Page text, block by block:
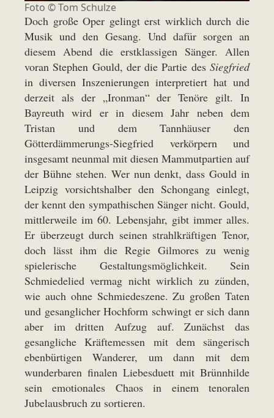
Foto ©Tom Schulze
Doch große Oper gelingt erst wirklich durch die
Musik und den Gesang. Und dafür sorgen an
diesem Abend die erstklassigen Sänger. Allen
voran Stephen Gould, der die Partie des Siegfried
in diversen Inszenierungen interpretiert hat und
derzeit als der „Ironman“ der Tenöre gilt. In
Bayreuth wird er in diesem Jahr neben dem
Tristan und dem Tannhäuser den
Götterdämmerungs-Siegfried verkörpern und
insgesamt neunmal mit diesen Mammutpartien auf
der Bühne stehen. Wer nun denkt, dass Gould in
Leipzig vorsichtshalber den Schongang einlegt,
der kennt den sympathischen Sänger nicht. Gould,
mittlerweile im 60. Lebensjahr, gibt immer alles.
Er überzeugt durch seinen strahlkräftigen Tenor,
doch lässt ihm die Regie Gilmores zu wenig
spielerische Gestaltungsmöglichkeit. Sein
Schmiedelied vermag nicht wirklich zu zünden,
wie auch ohne Schmiedeszene. Zu großen Taten
und gesanglicher Hochform schwingt er sich dann
aber im dritten Aufzug auf. Zunächst das
gesangliche Kräftemessen mit dem sängerisch
ebenbürtigen Wanderer, um dann mit dem
wunderbaren finalen Liebesduett mit Brünnhilde
sein emotionales Chaos in einem tenoralen
Jubelausbruch zu sortieren.